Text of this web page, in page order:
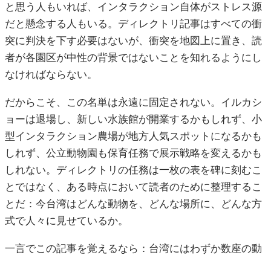
と思う人もいれば、インタラクション自体がストレス源
だと懸念する人もいる。ディレクトリ記事はすべての衝
突に判決を下す必要はないが、衝突を地図上に置き、読
者が各園区が中性の背景ではないことを知れるようにし
なければならない。
だからこそ、この名単は永遠に固定されない。イルカシ
ョーは退場し、新しい水族館が開業するかもしれず、小
型インタラクション農場が地方人気スポットになるかも
しれず、公立動物園も保育任務で展示戦略を変えるかも
しれない。ディレクトリの任務は一枚の表を碑に刻むこ
とではなく、ある時点において読者のために整理するこ
とだ：今台湾はどんな動物を、どんな場所に、どんな方
式で人々に見せているか。
一言でこの記事を覚えるなら：台湾にはわずか数座の動